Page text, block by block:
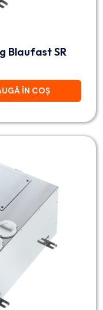
Blaufast SR
ÎN COȘ